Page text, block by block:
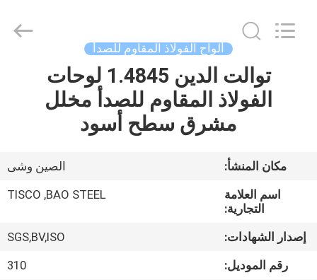
منزل،
معلومات
جولة
INDUSTRIAL
ألواح الفولاذ المقاوم للصدأ
توالت الدين 1.4845 لوحات
الفولاذ المقاوم للصدأ مخلل
مشرق سطح أسود
مكان المنشأ:
الصين وشى
اسم العلامة
التجارية:
TISCO ,BAO STEEL
إصدار الشهادات:
SGS,BV,ISO
رقم الموديل:
310